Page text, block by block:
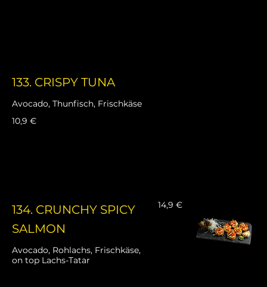
133. CRISPY TUNA
Avocado, Thunfisch, Frischkäse
10,9 €
134. CRUNCHY SPICY
SALMON
Avocado, Rohlachs, Frischkäse,
on top Lachs-Tatar
14,9 €